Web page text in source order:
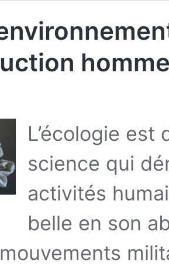
L’écologie
science qui
activités
belle en son